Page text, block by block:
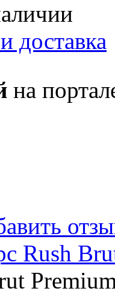
доставка
на
Rush